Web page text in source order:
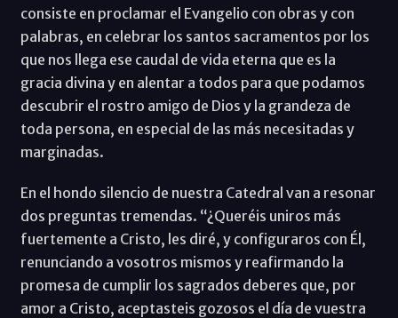
consiste en proclamar el Evangelio con obras y con
palabras, en celebrar los santos sacramentos por los
que nos llega ese caudal de vida eterna que es la
gracia divina y en alentar a todos para que podamos
descubrir el rostro amigo de Dios y la grandeza de
toda persona, en especial de las más necesitadas y
marginadas.
En el hondo silencio de nuestra Catedral van a resonar
dos preguntas tremendas. “¿Queréis uniros más
fuertemente a Cristo, les diré, y configuraros con Él,
renunciando a vosotros mismos y reafirmando la
promesa de cumplir los sagrados deberes que, por
amor a Cristo, aceptasteis gozosos el día de vuestra